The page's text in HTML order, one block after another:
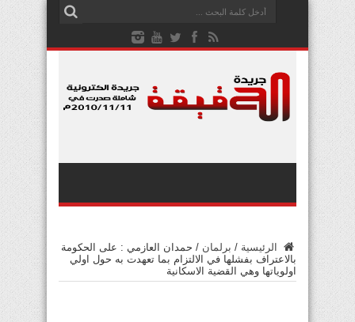
الرئيسية / برلمان / حمدان العازمي : على الحكومة
بالاعتراف بفشلها في الالتزام بما تعهدت به حول اولي
اولوياتها وهي القضية الاسكانية